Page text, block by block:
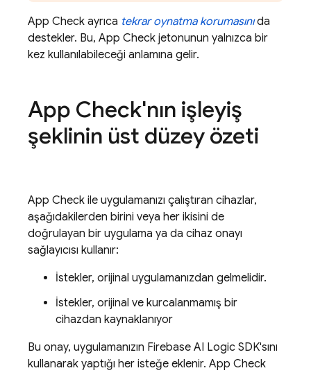
App Check ayrıca tekrar oynatma korumasınıda
destekler. Bu, App Check jetonunun yalnızca bir
kez kullanılabileceği anlamına gelir.
App Check'nın işleyiş
şeklinin üst düzey özeti
App Check ile uygulamanızı çalıştıran cihazlar,
aşağıdakilerden birini veya her ikisini de
doğrulayan bir uygulama ya da cihaz onayı
sağlayıcısı kullanır:
İstekler, orijinal uygulamanızdan gelmelidir.
İstekler, orijinal ve kurcalanmamış bir
cihazdan kaynaklanıyor
Bu onay, uygulamanızın Firebase AI Logic SDK'sını
kullanarak yaptığı her isteğe eklenir. App Check